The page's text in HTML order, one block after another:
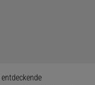
entdeckende